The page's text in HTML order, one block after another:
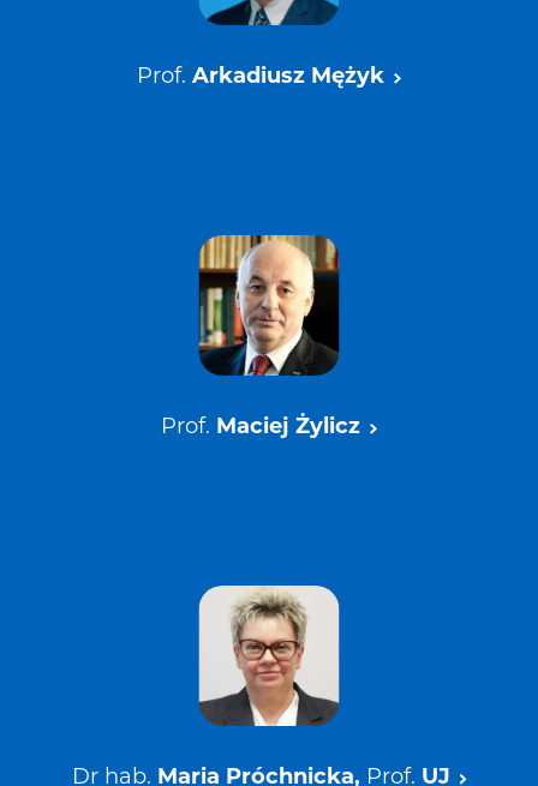
Prof. Arkadiusz Mężyk
Prof. Maciej Żylicz
Drhab. Maria Próchnicka, Prof. UJ